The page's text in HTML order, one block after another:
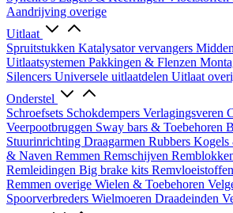
Aandrijving overige
Uitlaat
Spruitstukken Katalysator vervangers
Uitlaatsystemen Pakkingen & Flenzen
Silencers Universele uitlaatdelen Uitlaat
Onderstel
Schroefsets Schokdempers Verlagingsveren
Veerpootbruggen Sway bars & Toebehoren
Stuurinrichting Draagarmen Rubbers Kogels
& Naven Remmen Remschijven
Remleidingen Big brake kits Remvloeistoffen
Remmen overige Wielen & Toebehoren
Spoorverbreders Wielmoeren Draadeinden